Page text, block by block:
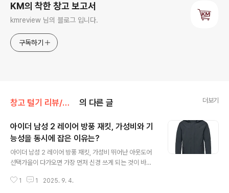
KM의 착한 창고 보고서
kmreview 님의 블로그 입니다.
구독하기
창고 털기 리뷰/의류 잡화 의 다른 글 더보기
아이더 남성 2 레이어 방풍 재킷, 가성비와 기
능성을 동시에 잡은 이유는?
아이더 남성 2 레이어 방풍 재킷, 가성비 뛰어난 아웃도어
선택가을이 다가오면 가장 먼저 신경 쓰게 되는 것이 바로
방풍 기능이 좋은 재킷이 필수적입니다. 이번 글에서는 아
1 1 2025. 9. 4.